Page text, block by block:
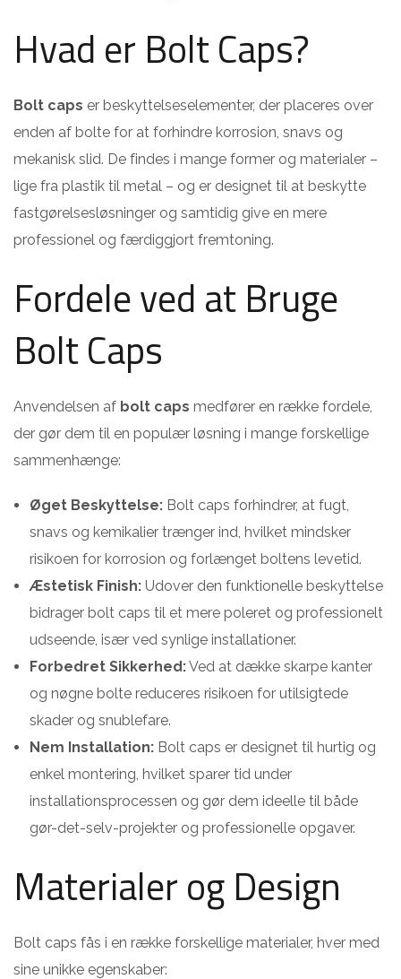
Hvad er Bolt Caps?
Bolt caps er beskyttelseselementer, der placeres over
enden af bolte for at forhindre korrosion, snavs og
mekanisk slid. De findes i mange former og materialer –
lige fra plastik til metal – og er designet til at beskytte
fastgørelsesløsninger og samtidig give en mere
professionel og færdiggjort fremtoning.
Fordele ved at Bruge
Bolt Caps
Anvendelsen af bolt caps medfører en række fordele,
der gør dem til en populær løsning i mange forskellige
sammenhænge:
Øget Beskyttelse: Bolt caps forhindrer, at fugt,
snavs og kemikalier trænger ind, hvilket mindsker
risikoen for korrosion og forlænget boltens levetid.
Æstetisk Finish: Udover den funktionelle beskyttelse
bidrager bolt caps til et mere poleret og professionelt
udseende, især ved synlige installationer.
Forbedret Sikkerhed:Ved at dække skarpe kanter
og nøgne bolte reduceres risikoen for utilsigtede
skader og snublefare.
Nem Installation: Bolt caps er designet til hurtig og
enkel montering, hvilket sparer tid under
installationsprocessen og gør dem ideelle til både
gør-det-selv-projekter og professionelle opgaver.
Materialer og Design
Bolt caps fås i en række forskellige materialer, hver med
sine unikke egenskaber: